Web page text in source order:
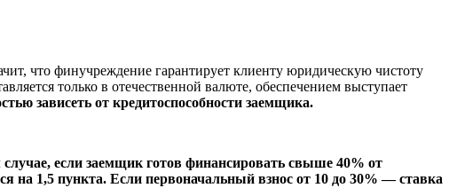
что финучреждение гарантирует клиенту юридическую чистоту
только в отечественной валюте, обеспечением выступает
зависеть от кредитоспособности заемщика.
если заемщик готов финансировать свыше 40% от
на 1,5 пункта. Если первоначальный взнос от 10 до 30% — ставка